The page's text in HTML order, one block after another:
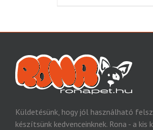
Küldetésünk, hogy jól használható
készítsünk kedvenceinknek. Rona - a kis